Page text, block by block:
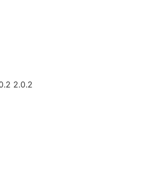
2.0.2